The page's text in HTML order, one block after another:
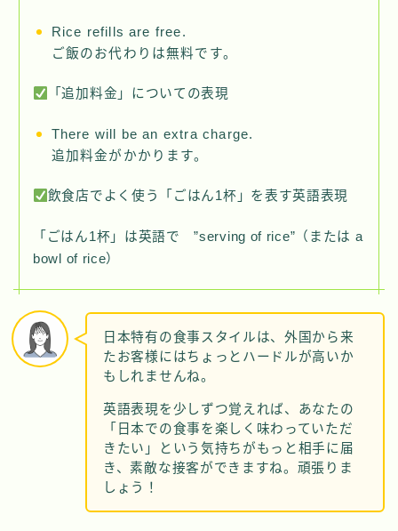
Rice refills are free.
ご飯のお代わりは無料です。
「追加料金」についての表現
There will be an extra charge.
追加料金がかかります。
飲食店でよく使う「ごはん1杯」を表す英語表現
「ごはん1杯」は英語で ”serving of rice”（または a
bowl of rice）
日本特有の食事スタイルは、外国から来
たお客様にはちょっとハードルが高いか
もしれませんね。
英語表現を少しずつ覚えれば、あなたの
「日本での食事を楽しく味わっていただ
きたい」という気持ちがもっと相手に届
き、素敵な接客ができますね。頑張りま
しょう！